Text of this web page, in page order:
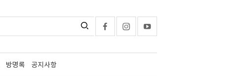
방명록 공지사항